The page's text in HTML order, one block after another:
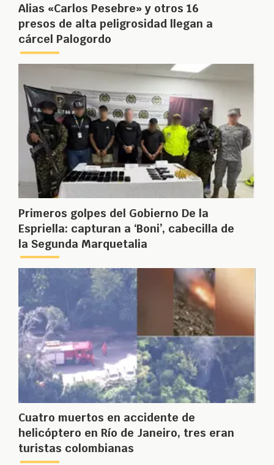
Alias «Carlos Pesebre» y otros 16
presos de alta peligrosidad llegan a
cárcel Palogordo
Primeros golpes del Gobierno De la
Espriella: capturan a ‘Boni’, cabecilla de
la Segunda Marquetalia
Cuatro muertos en accidente de
helicóptero en Río de Janeiro, tres eran
turistas colombianas